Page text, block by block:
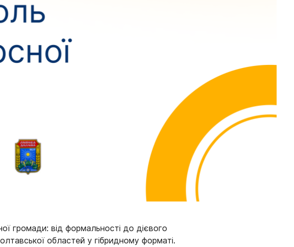
громади: від формальності до дієвого
областей у гібридному форматі.